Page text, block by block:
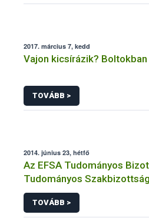
2017. március 7, kedd
Vajon kicsírázik?
TOVÁBB >
2014. június 23, hétfő
Az EFSA Tudományos
Tudományos
TOVÁBB >